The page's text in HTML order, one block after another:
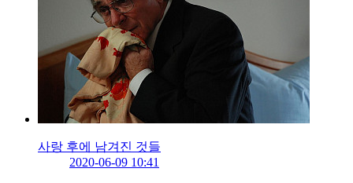
사랑 후에 남겨진 것들
2020-06-09 10:41